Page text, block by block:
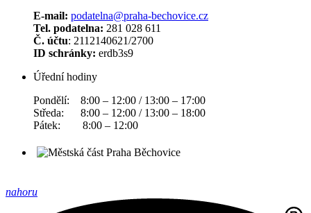
E-mail: podatelna@praha-bechovice.cz
Tel. podatelna: 281 028 611
Č. účtu: 2112140621/2700
ID schránky: erdb3s9
Úřední hodiny
Pondělí: 8:00 – 12:00 / 13:00 – 17:00
Středa: 8:00 – 12:00 / 13:00 – 18:00
Pátek: 8:00 – 12:00
nahoru